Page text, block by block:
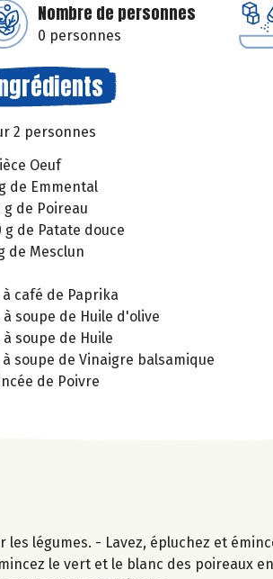
Nombre de personnes
0 personnes
2 personnes
Oeuf
de Emmental
g de Poireau
g de Patate douce
de Mesclun
à café de Paprika
à soupe de Huile d'olive
à soupe de Huile
à soupe de Vinaigre balsamique
de Poivre
les légumes. - Lavez, épluchez et
le vert et le blanc des poireaux